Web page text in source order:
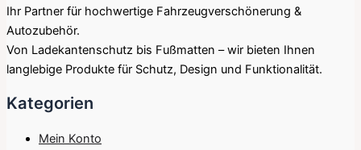
Ihr Partner für hochwertige Fahrzeugverschönerung &
Autozubehör.
Von Ladekantenschutz bis Fußmatten – wir bieten Ihnen
langlebige Produkte für Schutz, Design und Funktionalität.
Kategorien
Mein Konto